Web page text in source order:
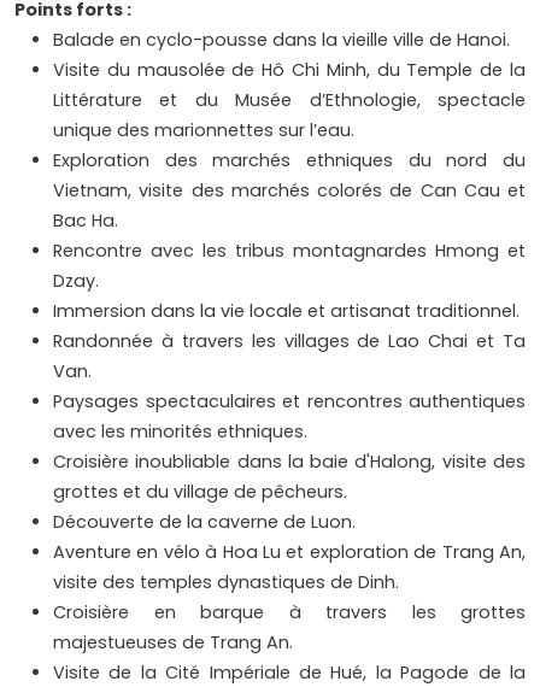
Points forts :
Balade en cyclo-pousse dans la vieille ville de Hanoi.
Visite du mausolée de Hô Chi Minh, du Temple de la
Littérature et du Musée d’Ethnologie, spectacle
unique des marionnettes sur l’eau.
Exploration des marchés ethniques du nord du
Vietnam, visite des marchés colorés de Can Cau et
Bac Ha.
Rencontre avec les tribus montagnardes Hmong et
Dzay.
Immersion dans la vie locale et artisanat traditionnel.
Randonnée à travers les villages de Lao Chai et Ta
Van.
Paysages spectaculaires et rencontres authentiques
avec les minorités ethniques.
Croisière inoubliable dans la baie d'Halong, visite des
grottes et du village de pêcheurs.
Découverte de la caverne de Luon.
Aventure en vélo à Hoa Lu et exploration de Trang An,
visite des temples dynastiques de Dinh.
Croisière en barque à travers les grottes
majestueuses de Trang An.
Visite de la Cité Impériale de Hué, la Pagode de la